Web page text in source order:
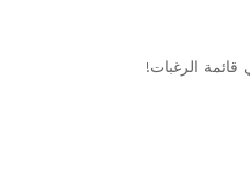
قائمة الرغبات!